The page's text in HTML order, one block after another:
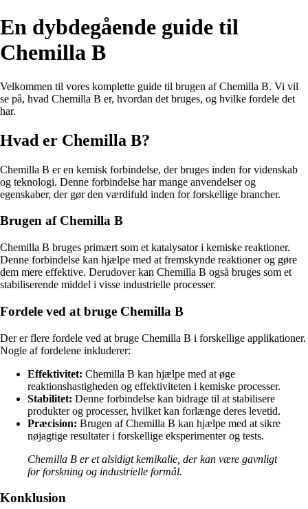
En dybdegående guide til
Chemilla B
Velkommen til vores komplette guide til brugen af Chemilla B. Vi vil
se på, hvad Chemilla B er, hvordan det bruges, og hvilke fordele det
har.
Hvad er Chemilla B?
Chemilla B er en kemisk forbindelse, der bruges inden for videnskab
og teknologi. Denne forbindelse har mange anvendelser og
egenskaber, der gør den værdifuld inden for forskellige brancher.
Brugen af Chemilla B
Chemilla B bruges primært som et katalysator i kemiske reaktioner.
Denne forbindelse kan hjælpe med at fremskynde reaktioner og gøre
dem mere effektive. Derudover kan Chemilla B også bruges som et
stabiliserende middel i visse industrielle processer.
Fordele ved at bruge Chemilla B
Der er flere fordele ved at bruge Chemilla B i forskellige applikationer.
Nogle af fordelene inkluderer:
Effektivitet: Chemilla B kan hjælpe med at øge
reaktionshastigheden og effektiviteten i kemiske processer.
Stabilitet: Denne forbindelse kan bidrage til at stabilisere
produkter og processer, hvilket kan forlænge deres levetid.
Præcision: Brugen af Chemilla B kan hjælpe med at sikre
nøjagtige resultater i forskellige eksperimenter og tests.
Chemilla B er et alsidigt kemikalie, der kan være gavnligt
for forskning og industrielle formål.
Konklusion